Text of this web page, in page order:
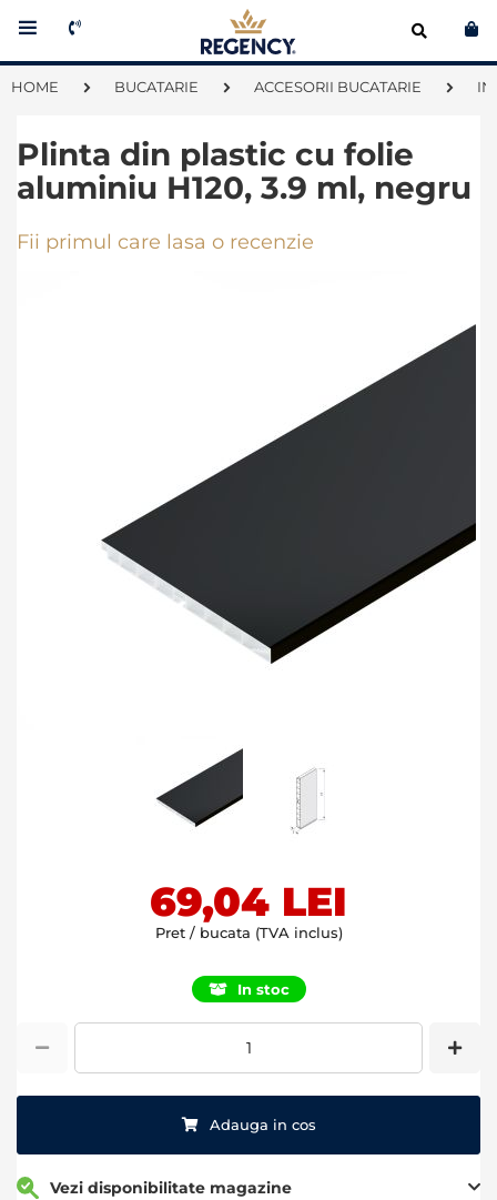
HOME BUCATARIE ACCESORII BUCATARIE
Plinta din plastic cu folie
aluminiu H120, 3.9 ml, negru
Fii primul care lasa o recenzie
69,04 LEI
Pret / bucata (TVA inclus)
In stoc
Adauga in cos
Vezi disponibilitate magazine